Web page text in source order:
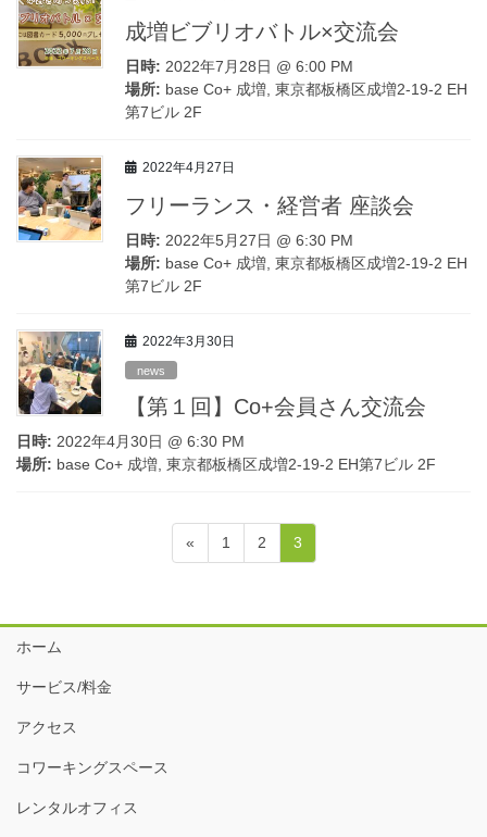
成増ビブリオバトル×交流会
日時: 2022年7月28日 @ 6:00 PM
場所: base Co+ 成増, 東京都板橋区成増2-19-2 EH
第7ビル 2F
2022年4月27日
フリーランス・経営者 座談会
日時: 2022年5月27日 @ 6:30 PM
場所: base Co+ 成増, 東京都板橋区成増2-19-2 EH
第7ビル 2F
2022年3月30日
news
【第１回】Co+会員さん交流会
日時: 2022年4月30日 @ 6:30 PM
場所: base Co+ 成増, 東京都板橋区成増2-19-2 EH第7ビル 2F
ビ
ゲ
ー
シ
ョ
«
ペ
ー
1
ペ
ー
2
ペ
ー
3
ホーム
サービス/料金
アクセス
コワーキングスペース
レンタルオフィス